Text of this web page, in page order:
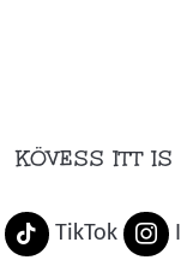
KÖVESS ITT IS
TikTok